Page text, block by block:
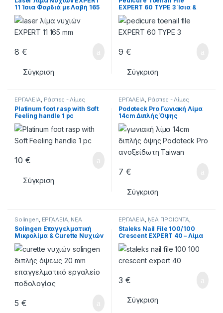
11 Ίσια Φαρδιά με Λαβή 165
mm
8 €
Σύγκριση
EXPERT 60 TYPE 3 Ίσια &
Κυρτή Λίμα Νυχιών Ποδιών
9 €
Σύγκριση
ΕΡΓΑΛΕΙΑ, Ράσπες - Λίμες
Platinum foot rasp with Soft
Feeling handle 1 pc
10 €
Σύγκριση
ΕΡΓΑΛΕΙΑ, Ράσπες - Λίμες
Podoteck Pro Γωνιακή Λίμα
14cm Διπλής Όψης
Ανοξείδωτη Taiwan
7 €
Σύγκριση
Solingen, ΕΡΓΑΛΕΙΑ, ΝΕΑ
ΠΡΟΙΟΝΤΑ ,Ράσπες - Λίμες
Solingen Επαγγελματική
Μικρολίμα & Curette Νυχιών
20 mm Διπλής Όψεως από
Ανοξείδωτο Ατσάλι
5 €
ΕΡΓΑΛΕΙΑ, ΝΕΑ ΠΡΟΙΟΝΤΑ,
Ράσπες - Λίμες
Staleks Nail File 100/100
Crescent EXPERT 40 – Λίμα
Νυχιών
3 €
Σύγκριση